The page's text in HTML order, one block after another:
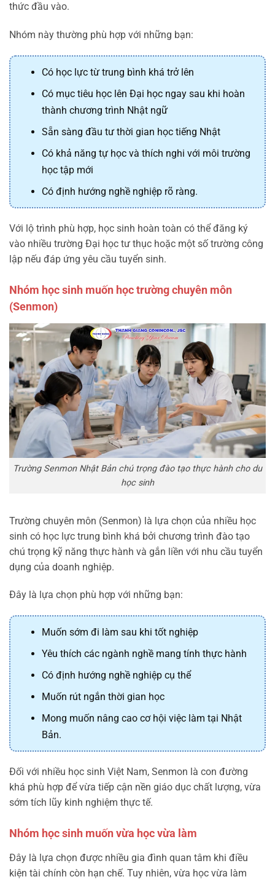
thức đầu vào.
Nhóm này thường phù hợp với những bạn:
Có học lực từ trung bình khá trở lên
Có mục tiêu học lên Đại học ngay sau khi hoàn
thành chương trình Nhật ngữ
Sẵn sàng đầu tư thời gian học tiếng Nhật
Có khả năng tự học và thích nghi với môi trường
học tập mới
Có định hướng nghề nghiệp rõ ràng.
Với lộ trình phù hợp, học sinh hoàn toàn có thể đăng ký
vào nhiều trường Đại học tư thục hoặc một số trường công
lập nếu đáp ứng yêu cầu tuyển sinh.
Nhóm học sinh muốn học trường chuyên môn
(Senmon)
Trường Senmon Nhật Bản chú trọng đào tạo thực hành cho du
học sinh
Trường chuyên môn (Senmon) là lựa chọn của nhiều học
sinh có học lực trung bình khá bởi chương trình đào tạo
chú trọng kỹ năng thực hành và gắn liền với nhu cầu tuyển
dụng của doanh nghiệp.
Đây là lựa chọn phù hợp với những bạn:
Muốn sớm đi làm sau khi tốt nghiệp
Yêu thích các ngành nghề mang tính thực hành
Có định hướng nghề nghiệp cụ thể
Muốn rút ngắn thời gian học
Mong muốn nâng cao cơ hội việc làm tại Nhật
Bản.
Đối với nhiều học sinh Việt Nam, Senmon là con đường
khá phù hợp để vừa tiếp cận nền giáo dục chất lượng, vừa
sớm tích lũy kinh nghiệm thực tế.
Nhóm học sinh muốn vừa học vừa làm
Đây là lựa chọn được nhiều gia đình quan tâm khi điều
kiện tài chính còn hạn chế. Tuy nhiên, vừa học vừa làm